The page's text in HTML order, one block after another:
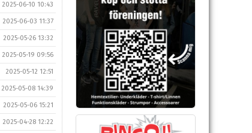
2025-06-10 10:43
2025-06-03 11:37
2025-05-26 13:32
2025-05-19 09:56
2025-05-12 12:51
2025-05-08 14:39
2025-05-06 15:21
2025-04-28 12:22